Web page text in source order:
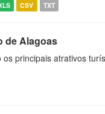
CSV TXT
de Alagoas
principais atrativos